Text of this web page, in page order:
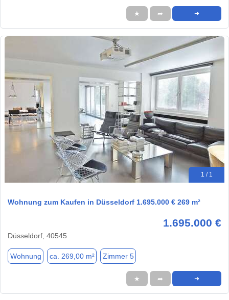
★ ➦ ➜
1 / 1
Wohnung zum Kaufen in Düsseldorf 1.695.000 € 269 m²
1.695.000 €
Düsseldorf, 40545
Wohnung ca. 269,00 m² Zimmer 5
★ ➦ ➜